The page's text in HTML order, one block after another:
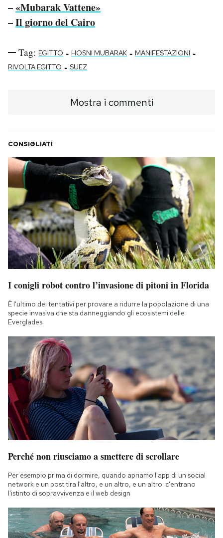
–«Mubarak Vattene»
–Il giorno del Cairo
Tag: EGITTO - HOSNI MUBARAK - MANIFESTAZIONI -
RIVOLTA EGITTO - SUEZ
Mostra i commenti
CONSIGLIATI
I conigli robot contro l’invasione di pitoni in Florida
È l'ultimo dei tentativi per provare a ridurre la popolazione di una
specie invasiva che sta danneggiando gli ecosistemi delle
Everglades
Perché non riusciamo a smettere di scrollare
Per esempio prima di dormire, quando apriamo l'app di un social
network e un post tira l'altro, e un altro, e un altro: c'entrano
l'istinto di sopravvivenza e il web design